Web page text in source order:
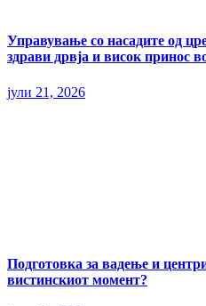
Управување со насадите од
здрави дрвја и висок принос
јули 21, 2026
Подготовка за вадење и
вистинскиот момент?